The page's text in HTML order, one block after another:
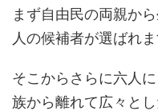
まず自由民の両親か
人の候補者が選ばれま
そこからさらに六人
族から離れて広々と